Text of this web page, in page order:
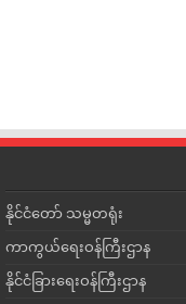
နိုင်ငံတော် သမ္မတရုံး
ကာကွယ်ရေးဝန်ကြီးဌာန
နိုင်ငံခြားရေးဝန်ကြီးဌာန